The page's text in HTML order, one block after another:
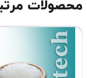
محصولات